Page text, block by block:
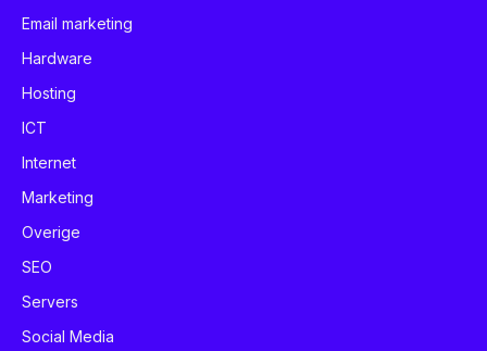
Email marketing
Hardware
Hosting
ICT
Internet
Marketing
Overige
SEO
Servers
Social Media